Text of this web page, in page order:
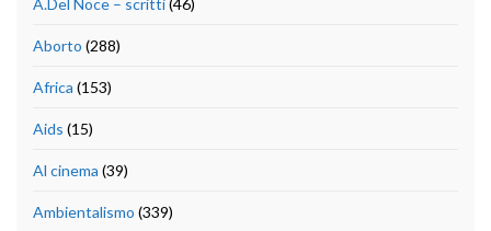
Aborto (288)
Africa (153)
Aids (15)
Al cinema (39)
Ambientalismo (339)